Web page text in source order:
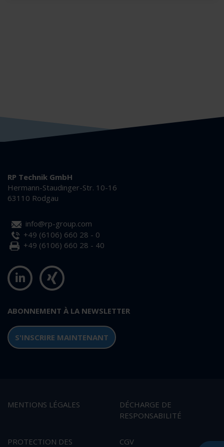
RP Technik GmbH
Hermann-Staudinger-Str. 10-16
63110 Rodgau
info@rp-group.com
+49 (6106) 660 28 - 0
+49 (6106) 660 28 - 40
ABONNEMENT À LA NEWSLETTER
S'INSCRIRE MAINTENANT
MENTIONS LÉGALES
DÉCHARGE DE
RESPONSABILITÉ
PROTECTION DES CGV